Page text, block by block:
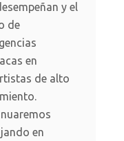
y el
de
en
de alto
en